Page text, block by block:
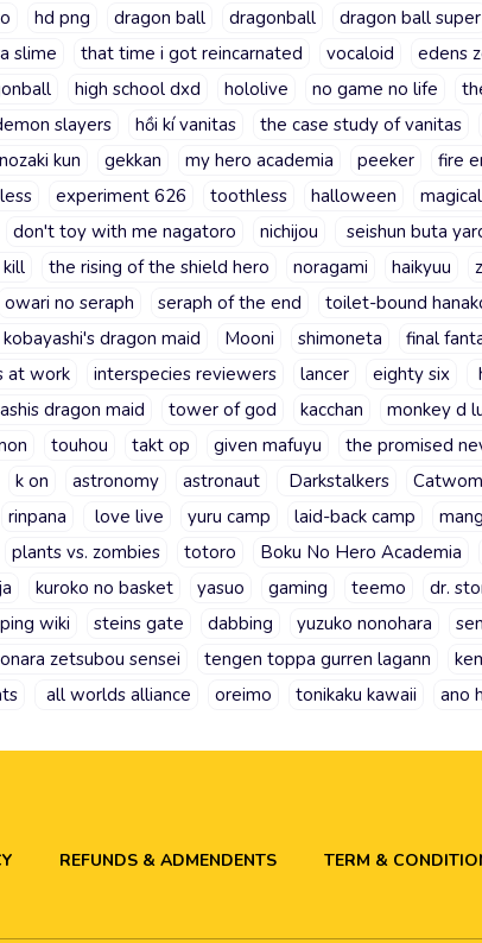
hd png dragon ball dragonball dragon ball super
slime that time i got reincarnated vocaloid edens
high school dxd hololive no game no life
slayers hồi kí vanitas the case study of vanitas
kun gekkan my hero academia peeker fire
experiment 626 toothless halloween
don't toy with me nagatoro nichijou seishun buta
the rising of the shield hero noragami haikyuu
owari no seraph seraph of the end toilet-bound
dragon maid Mooni shimoneta final
at work interspecies reviewers lancer eighty six
dragon maid tower of god kacchan monkey d
touhou takt op given mafuyu the promised
k on astronomy astronaut Darkstalkers
rinpana love live yuru camp laid-back camp
plants vs. zombies totoro Boku No Hero Academia
kuroko no basket yasuo gaming teemo dr.
wiki steins gate dabbing yuzuko nonohara
zetsubou sensei tengen toppa gurren lagann
all worlds alliance oreimo tonikaku kawaii ano
REFUNDS & ADMENDENTS TERM &